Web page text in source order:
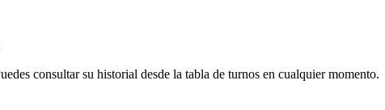
consultar su historial desde la tabla de turnos en cualquier momento.